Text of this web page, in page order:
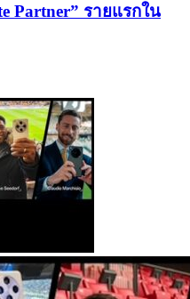
Partner” รายแรกใน